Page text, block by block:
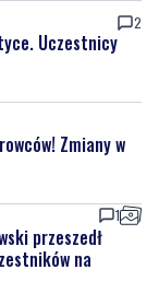
Zmiany w
przeszedł
na
nurków. Urząd
atrakcji